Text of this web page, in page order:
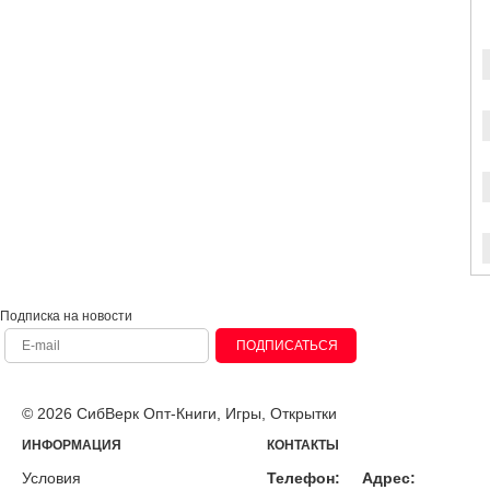
Подписка на новости
ПОДПИСАТЬСЯ
© 2026 СибВерк Опт-Книги, Игры, Открытки
ИНФОРМАЦИЯ
Условия
КОНТАКТЫ
Телефон: Адрес: